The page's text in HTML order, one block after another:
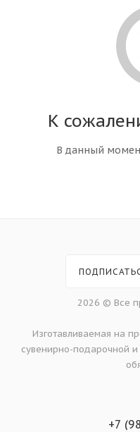
К
В данный
2026 © Все
Изготавливаемая на
сувенирно-подарочной
+7